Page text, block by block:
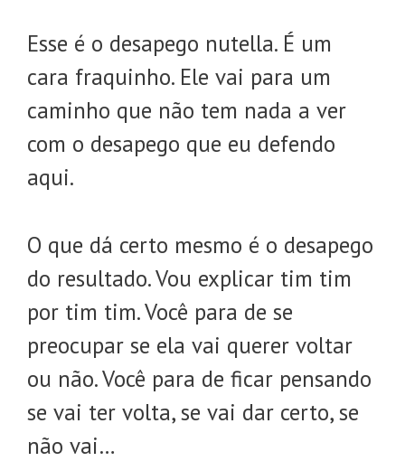
Esse é o desapego nutella. É um
cara fraquinho. Ele vai para um
caminho que não tem nada a ver
com o desapego que eu defendo
aqui.
O que dá certo mesmo é o desapego
do resultado. Vou explicar tim tim
por tim tim. Você para de se
preocupar se ela vai querer voltar
ou não. Você para de ficar pensando
se vai ter volta, se vai dar certo, se
não vai…